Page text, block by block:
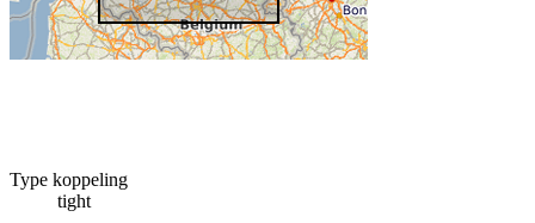
Type koppeling
tight